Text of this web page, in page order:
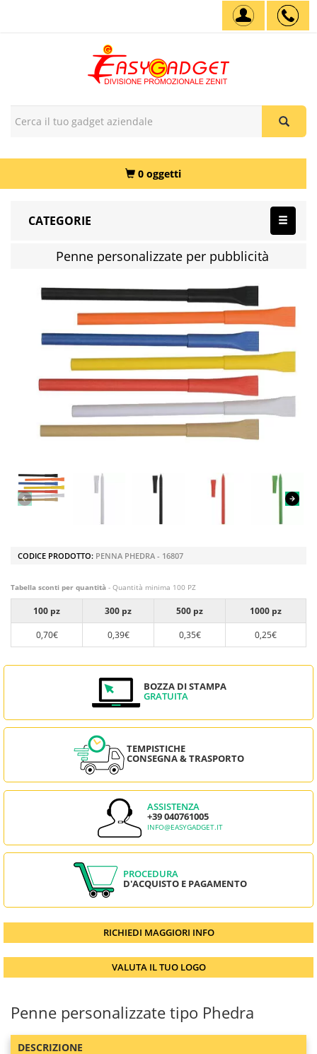
0 oggetti
CATEGORIE
Penne personalizzate per pubblicità
CODICE PRODOTTO: PENNA PHEDRA - 16807
Tabella sconti per quantità - Quantità minima 100 PZ
100 pz 300 pz 500 pz
1000 pz
0,70€
0,39€ 0,35€ 0,25€
BOZZA DI STAMPA
GRATUITA
TEMPISTICHE
CONSEGNA & TRASPORTO
ASSISTENZA
+39 040761005
INFO@EASYGADGET.IT
PROCEDURA
D'ACQUISTO E PAGAMENTO
RICHIEDI MAGGIORI INFO
VALUTA IL TUO LOGO
Penne personalizzate tipo Phedra
DESCRIZIONE